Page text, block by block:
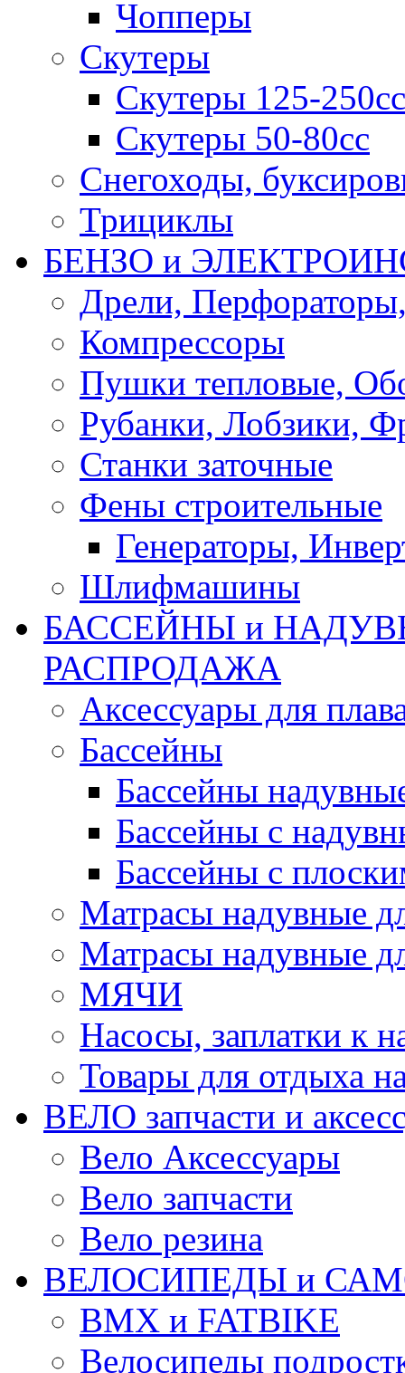
Чопперы
Скутеры
Скутеры 125-250сс
Скутеры 50-80сс
Снегоходы,
Трициклы
БЕНЗО и
Дрели,
Компрессоры
Пушки тепловые,
Рубанки, Лобзики,
Станки заточные
Фены строительные
Генераторы,
Шлифмашины
БАССЕЙНЫ и
РАСПРОДАЖА
Аксессуары для
Бассейны
Бассейны
Бассейны с
Бассейны с
Матрасы надувные
Матрасы надувные
МЯЧИ
Насосы, заплатки к
Товары для отдыха
ВЕЛО запчасти и
Вело Аксессуары
Вело запчасти
Вело резина
ВЕЛОСИПЕДЫ и
BMX и FATBIKE
Велосипеды